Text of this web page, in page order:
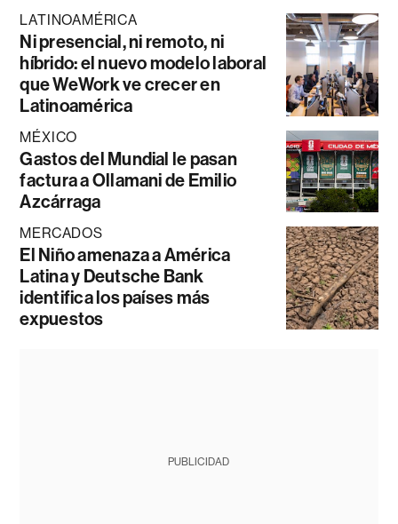
LATINOAMÉRICA
Ni presencial, ni remoto, ni
híbrido: el nuevo modelo laboral
que WeWork ve crecer en
Latinoamérica
MÉXICO
Gastos del Mundial le pasan
factura a Ollamani de Emilio
Azcárraga
MERCADOS
El Niño amenaza a América
Latina y Deutsche Bank
identifica los países más
expuestos
PUBLICIDAD